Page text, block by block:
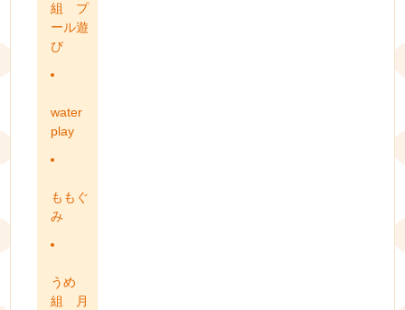
組 プ
ール遊
び
water
play
ももぐ
み
うめ
組 月